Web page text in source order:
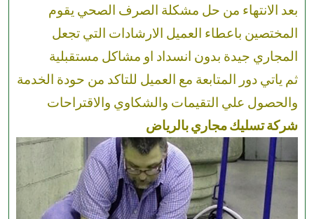
بعد الانتهاء من حل مشكلة الصرف الصحي يقوم
المختصين باعطاء العميل الارشادات التي تجعل
المجاري جيدة بدون انسداد او مشاكل مستقبلية
ثم ياتي دور المتابعة مع العميل للتاكد من حودة الخدمة
والحصول علي التقيمات والشكاوي والاقتراحات
شركة تسليك مجاري بالرياض